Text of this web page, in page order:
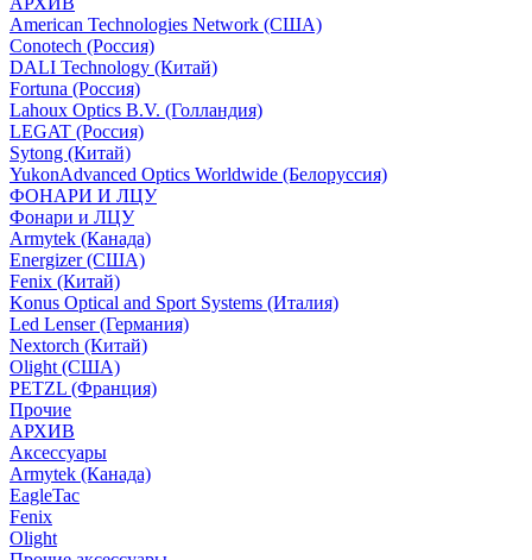
American Technologies Network (США)
Conotech (Россия)
DALI Technology (Китай)
Fortuna (Россия)
Lahoux Optics B.V. (Голландия)
LEGAT (Россия)
Sytong (Китай)
YukonAdvanced Optics Worldwide (Белоруссия)
ФОНАРИ И ЛЦУ
Фонари и ЛЦУ
Armytek (Канада)
Energizer (США)
Fenix (Китай)
Konus Optical and Sport Systems (Италия)
Led Lenser (Германия)
Nextorch (Китай)
Olight (США)
PETZL (Франция)
Прочие
АРХИВ
Аксессуары
Armytek (Канада)
EagleTac
Fenix
Olight